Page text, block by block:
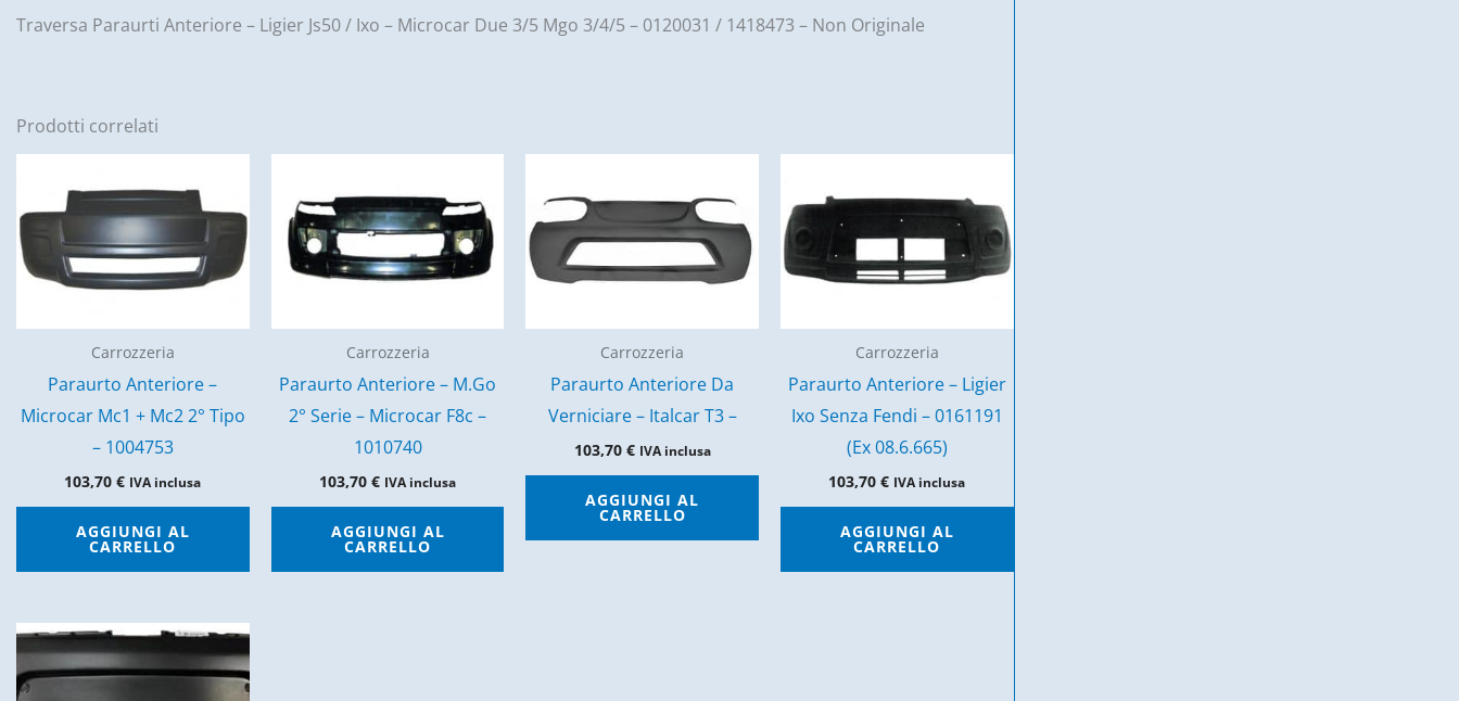
Traversa Paraurti Anteriore – Ligier Js50 / Ixo – Microcar Due 3/5 Mgo 3/4/5 – 0120031 / 1418473 – Non Originale
Prodotti correlati
Carrozzeria
Paraurto Anteriore –
Microcar Mc1 + Mc2 2° Tipo
– 1004753
103,70€ IVA inclusa
AGGIUNGI AL
CARRELLO
Carrozzeria
Paraurto Anteriore – M.Go
2° Serie – Microcar F8c –
1010740
103,70€ IVA inclusa
AGGIUNGI AL
CARRELLO
Carrozzeria
Paraurto Anteriore Da
Verniciare – Italcar T3 –
103,70 € IVA inclusa
AGGIUNGI AL
CARRELLO
Carrozzeria
Paraurto Anteriore – Ligier
Ixo Senza Fendi – 0161191
(Ex 08.6.665)
103,70€ IVA inclusa
AGGIUNGI AL
CARRELLO